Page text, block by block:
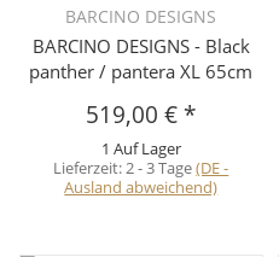
BARCINO DESIGNS
BARCINO DESIGNS - Black
panther / pantera XL 65cm
519,00 € *
1 Auf Lager
Lieferzeit:2 - 3 Tage(DE -
Ausland abweichend)